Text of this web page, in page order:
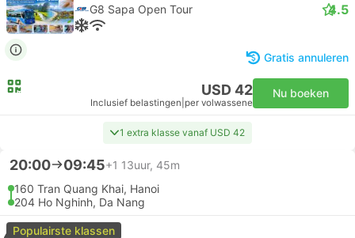
G8 Sapa Open Tour 4.5
Gratis annuleren
USD 42
Inclusief belastingen per volwassene
Nu boeken
1 extra klasse vanaf USD 42
20:00 09:45+1 13uur, 45m
160 Tran Quang Khai, Hanoi
204 Ho Nghinh, Da Nang
Populairste klassen